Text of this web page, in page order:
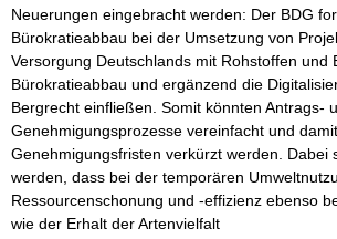
Neuerungen eingebracht werden: Der BDG
Bürokratieabbau bei der Umsetzung von
Versorgung Deutschlands mit Rohstoffen und
Bürokratieabbau und ergänzend die
Bergrecht einfließen. Somit könnten Antrags-
Genehmigungsprozesse vereinfacht und
Genehmigungsfristen verkürzt werden. Dabei
werden, dass bei der temporären
Ressourcenschonung und -effizienz ebenso
wie der Erhalt der Artenvielfalt